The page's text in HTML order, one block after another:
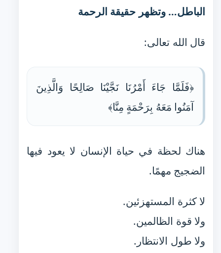
الباطل… وتظهر حقيقة الرحمة
قال الله تعالى:
﴿فَلَمَّا جَاءَ أَمْرُنَا نَجَّيْنَا صَالِحًا وَالَّذِينَ
آمَنُوا مَعَهُ بِرَحْمَةٍ مِنَّا﴾
هناك لحظة في حياة الإنسان لا يعود فيها
الضجيج مهمًا.
لا كثرة المستهزئين.
ولا قوة الظالمين.
ولا طول الانتظار.